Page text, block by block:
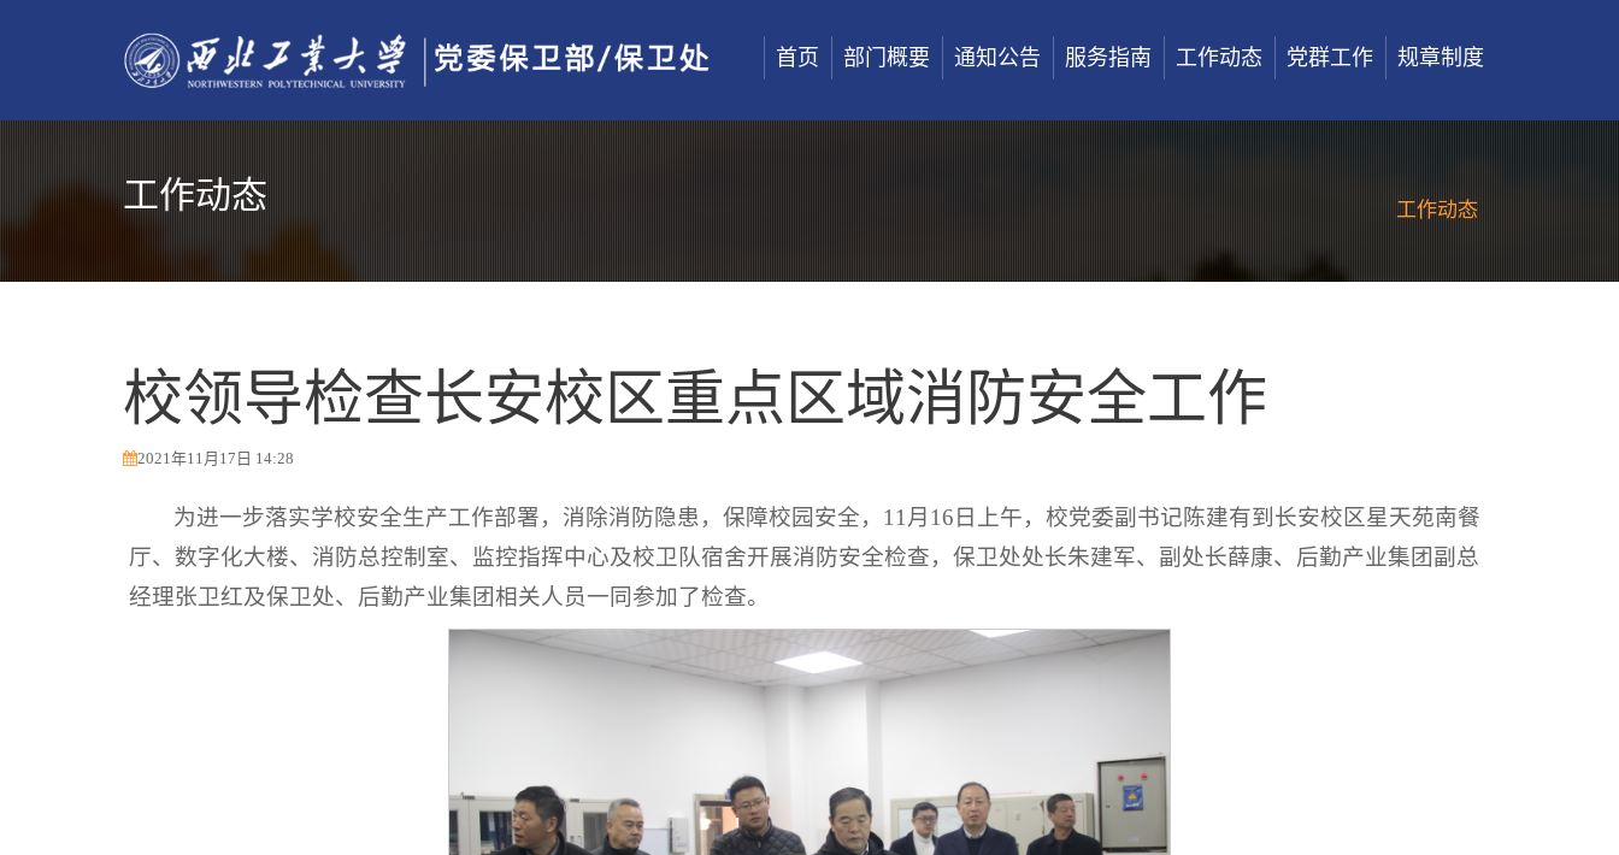
首页 部门概要 通知公告 服务指南 工作动态 党群工作 规章制度
工作动态 工作动态
校领导检查长安校区重点区域消防安全工作
2021年11月17日 14:28
为进一步落实学校安全生产工作部署，消除消防隐患，保障校园安全，11月16日上午，校党委副书记陈建有到长安校区星天苑南餐
厅、数字化大楼、消防总控制室、监控指挥中心及校卫队宿舍开展消防安全检查，保卫处处长朱建军、副处长薛康、后勤产业集团副总
经理张卫红及保卫处、后勤产业集团相关人员一同参加了检查。